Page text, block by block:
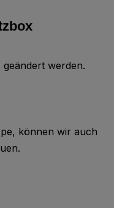
werden.
können wir auch